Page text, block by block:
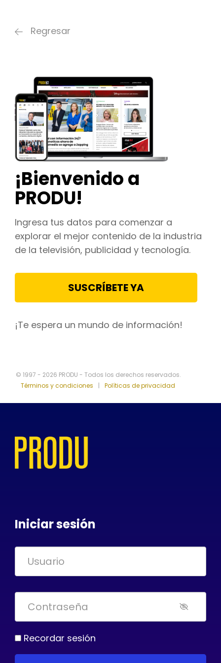
Regresar
¡Bienvenido a
PRODU!
Ingresa tus datos para comenzar a
explorar el mejor contenido de la industria
de la televisión, publicidad y tecnología.
SUSCRÍBETE YA
¡Te espera un mundo de información!
© 1997 - 2026 PRODU - Todos los derechos reservados.
Términos y condiciones
| Políticas de privacidad
Iniciar sesión
Recordar sesión